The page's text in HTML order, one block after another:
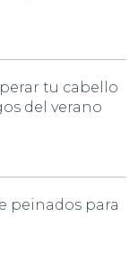
tu cabello
del verano
peinados para